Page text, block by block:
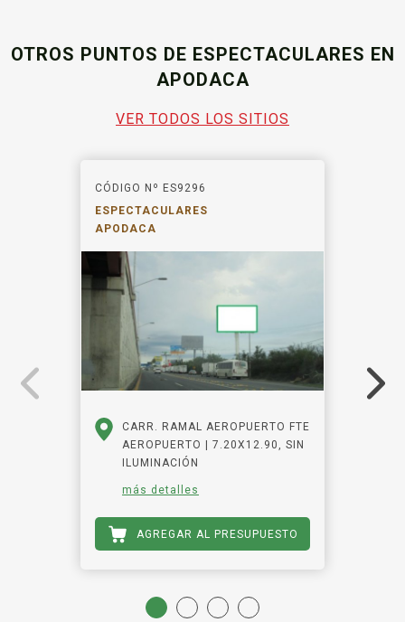
OTROS PUNTOS DE ESPECTACULARES EN
APODACA
VER TODOS LOS SITIOS
CÓDIGO Nº ES9296
ESPECTACULARES
APODACA
CARR. RAMAL AEROPUERTO FTE
AEROPUERTO | 7.20X12.90, SIN
ILUMINACIÓN
más detalles
AGREGAR AL PRESUPUESTO